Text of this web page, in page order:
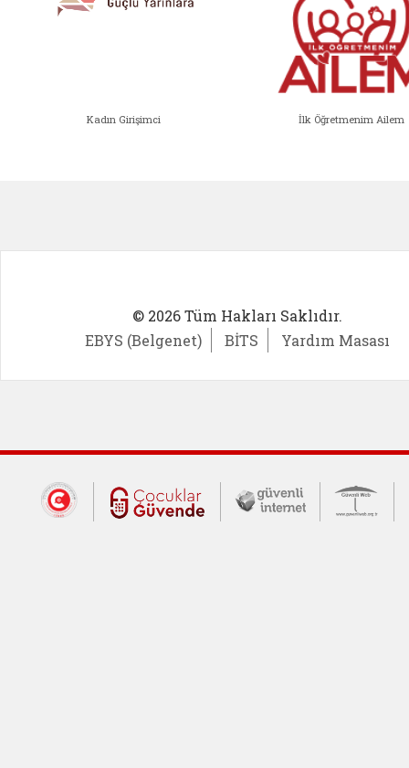
Kadın Girişimci İlk Öğretmenim Ailem
© 2026 Tüm Hakları Saklıdır.
EBYS (Belgenet)
BİTS Yardım Masası
Dış Bağlantılar
Cumhurbaşkanlığı İletişim Merkezi
Çocuklar Güvende (yeni
Güvenli